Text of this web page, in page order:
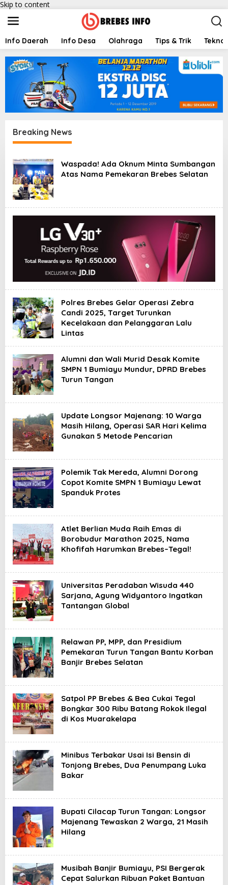
Skip to content
Info Daerah Info Desa Olahraga Tips & Trik
Breaking News
e
r
i
a
H
a
r
i
I
Waspada! Ada Oknum Minta Sumbangan
Atas Nama Pemekaran Brebes Selatan
Polres Brebes Gelar Operasi Zebra
Candi 2025, Target Turunkan
Kecelakaan dan Pelanggaran Lalu
Lintas
Alumni dan Wali Murid Desak Komite
SMPN 1 Bumiayu Mundur, DPRD Brebes
Turun Tangan
Update Longsor Majenang: 10 Warga
Masih Hilang, Operasi SAR Hari Kelima
Gunakan 5 Metode Pencarian
Polemik Tak Mereda, Alumni Dorong
Copot Komite SMPN 1 Bumiayu Lewat
Spanduk Protes
Atlet Berlian Muda Raih Emas di
Borobudur Marathon 2025, Nama
Khofifah Harumkan Brebes–Tegal!
Universitas Peradaban Wisuda 440
Sarjana, Agung Widyantoro Ingatkan
Tantangan Global
Relawan PP, MPP, dan Presidium
Pemekaran Turun Tangan Bantu Korban
Banjir Brebes Selatan
Satpol PP Brebes & Bea Cukai Tegal
Bongkar 300 Ribu Batang Rokok Ilegal
di Kos Muarakelapa
Minibus Terbakar Usai Isi Bensin di
Tonjong Brebes, Dua Penumpang Luka
Bakar
Bupati Cilacap Turun Tangan: Longsor
Majenang Tewaskan 2 Warga, 21 Masih
Hilang
Musibah Banjir Bumiayu, PSI Bergerak
Cepat Salurkan Ribuan Paket Bantuan